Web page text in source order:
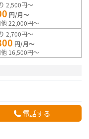
2,500円～
円/月～
22,000円～
2,700円～
円/月～
16,500円～
電話する